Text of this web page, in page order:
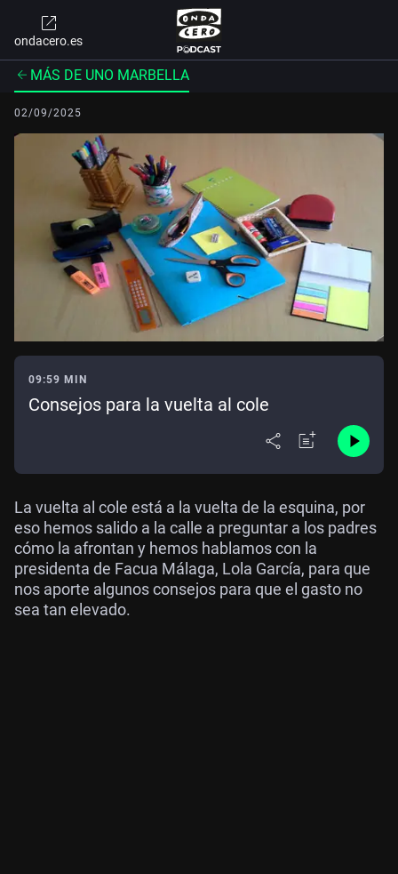
ondacero.es
MÁS DE UNO MARBELLA
02/09/2025
09:59 MIN
Consejos para la vuelta al cole
La vuelta al cole está a la vuelta de la esquina, por
eso hemos salido a la calle a preguntar a los padres
cómo la afrontan y hemos hablamos con la
presidenta de Facua Málaga, Lola García, para que
nos aporte algunos consejos para que el gasto no
sea tan elevado.